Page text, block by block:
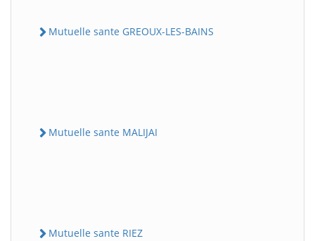
Mutuelle sante GREOUX-LES-BAINS
Mutuelle sante MALIJAI
Mutuelle sante RIEZ